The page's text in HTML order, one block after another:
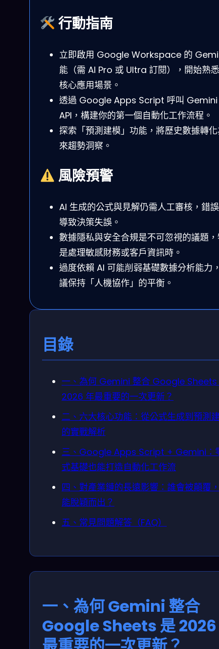
行動指南
立即啟用 Google Workspace 的
能（需 AI Pro 或 Ultra 訂閱），開始熟
核心應用場景。
透過 Google Apps Script 呼叫 Gemini
API，構建你的第一個自動化工作流程。
探索「預測建模」功能，將歷史數據轉
來趨勢洞察。
風險預警
AI 生成的公式與見解仍需人工審核，錯
導致決策失誤。
數據隱私與安全合規是不可忽視的議題
是處理敏感財務或客戶資訊時。
過度依賴 AI 可能削弱基礎數據分析能力
議保持「人機協作」的平衡。
目錄
一、為何 Gemini 整合 Google Sheets
2026 年最重要的一次更新？
二、六大核心功能：從公式生成到預測
的實戰解析
三、Google Apps Script + Gemini：
式基礎也能打造自動化工作流
四、對產業鏈的長遠影響：誰會被顛覆
能脫穎而出？
五、常見問題解答（FAQ）
一、為何 Gemini 整合
Google Sheets 是 2026